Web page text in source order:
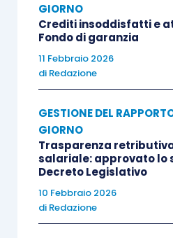
GIORNO
Crediti insoddisfatti e
Fondo di garanzia
11 Febbraio 2026
di Redazione
GESTIONE DEL
GIORNO
Trasparenza
salariale: approvato lo
Decreto Legislativo
10 Febbraio 2026
di Redazione